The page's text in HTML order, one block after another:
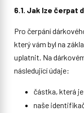
6.1. Jak lze čerpat
Pro čerpání
který vám byl na
uplatnit. Na
následující údaje:
částka, která
naše